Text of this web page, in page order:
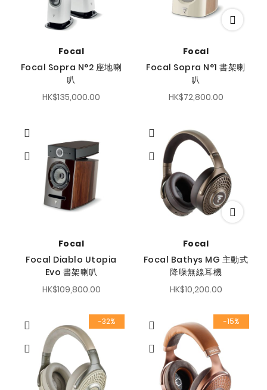
Focal
Focal Sopra N°2 座地喇
叭
HK$135,000.00
Focal
Focal Sopra N°1 書架喇
叭
HK$72,800.00
Focal
Focal Diablo Utopia
Evo 書架喇叭
HK$109,800.00
Focal
Focal Bathys MG 主動式
降噪無線耳機
HK$10,200.00
-32% -15%